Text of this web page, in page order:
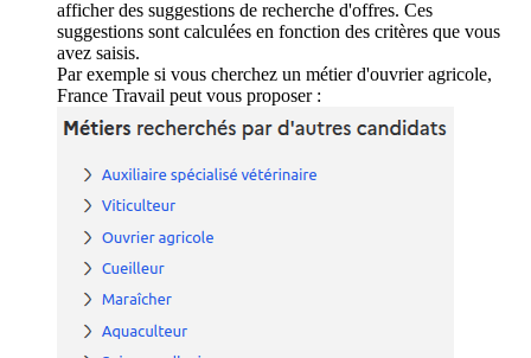
afficher des suggestions de recherche d'offres. Ces
suggestions sont calculées en fonction des critères que vous
avez saisis.
Par exemple si vous cherchez un métier d'ouvrier agricole,
France Travail peut vous proposer :